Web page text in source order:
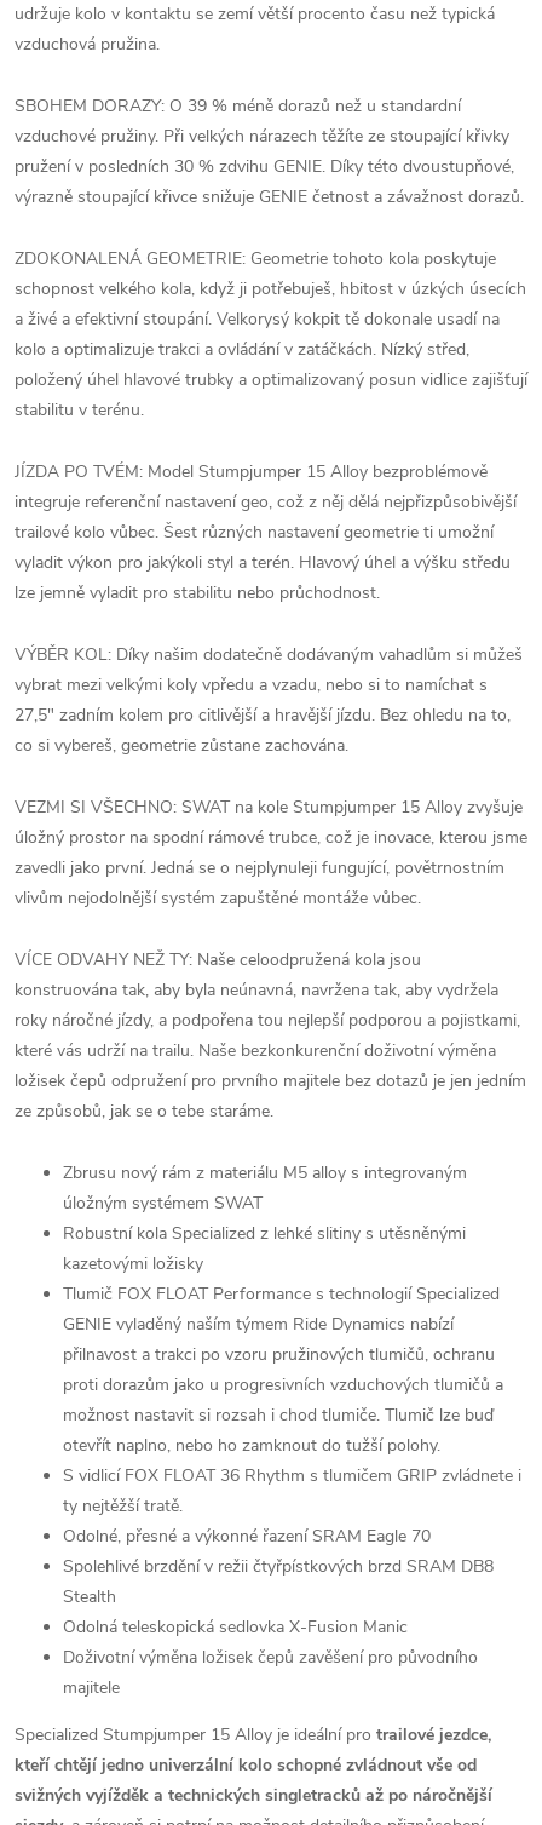
udržuje kolo v kontaktu se zemí větší procento času než typická
vzduchová pružina.
SBOHEM DORAZY: O 39 % méně dorazů než u standardní
vzduchové pružiny. Při velkých nárazech těžíte ze stoupající křivky
pružení v posledních 30 % zdvihu GENIE. Díky této dvoustupňové,
výrazně stoupající křivce snižuje GENIE četnost a závažnost dorazů.
ZDOKONALENÁ GEOMETRIE: Geometrie tohoto kola poskytuje
schopnost velkého kola, když ji potřebuješ, hbitost v úzkých úsecích
a živé a efektivní stoupání. Velkorysý kokpit tě dokonale usadí na
kolo a optimalizuje trakci a ovládání v zatáčkách. Nízký střed,
položený úhel hlavové trubky a optimalizovaný posun vidlice zajišťují
stabilitu v terénu.
JÍZDA PO TVÉM: Model Stumpjumper 15 Alloy bezproblémově
integruje referenční nastavení geo, což z něj dělá nejpřizpůsobivější
trailové kolo vůbec. Šest různých nastavení geometrie ti umožní
vyladit výkon pro jakýkoli styl a terén. Hlavový úhel a výšku středu
lze jemně vyladit pro stabilitu nebo průchodnost.
VÝBĚR KOL: Díky našim dodatečně dodávaným vahadlům si můžeš
vybrat mezi velkými koly vpředu a vzadu, nebo si to namíchat s
27,5" zadním kolem pro citlivější a hravější jízdu. Bez ohledu na to,
co si vybereš, geometrie zůstane zachována.
VEZMI SI VŠECHNO: SWAT na kole Stumpjumper 15 Alloy zvyšuje
úložný prostor na spodní rámové trubce, což je inovace, kterou jsme
zavedli jako první. Jedná se o nejplynuleji fungující, povětrnostním
vlivům nejodolnější systém zapuštěné montáže vůbec.
VÍCE ODVAHY NEŽ TY: Naše celoodpružená kola jsou
konstruována tak, aby byla neúnavná, navržena tak, aby vydržela
roky náročné jízdy, a podpořena tou nejlepší podporou a pojistkami,
které vás udrží na trailu. Naše bezkonkurenční doživotní výměna
ložisek čepů odpružení pro prvního majitele bez dotazů je jen jedním
ze způsobů, jak se o tebe staráme.
Zbrusu nový rám z materiálu M5 alloy s integrovaným
úložným systémem SWAT
Robustní kola Specialized z lehké slitiny s utěsněnými
kazetovými ložisky
Tlumič FOX FLOAT Performance s technologií Specialized
GENIE vyladěný naším týmem Ride Dynamics nabízí
přilnavost a trakci po vzoru pružinových tlumičů, ochranu
proti dorazům jako u progresivních vzduchových tlumičů a
možnost nastavit si rozsah i chod tlumiče. Tlumič lze buď
otevřít naplno, nebo ho zamknout do tužší polohy.
S vidlicí FOX FLOAT 36 Rhythm s tlumičem GRIP zvládnete i
ty nejtěžší tratě.
Odolné, přesné a výkonné řazení SRAM Eagle 70
Spolehlivé brzdění v režii čtyřpístkových brzd SRAM DB8
Stealth
Odolná teleskopická sedlovka X-Fusion Manic
Doživotní výměna ložisek čepů zavěšení pro původního
majitele
Specialized Stumpjumper 15 Alloy je ideální pro trailové jezdce,
kteří chtějí jedno univerzální kolo schopné zvládnout vše od
svižných vyjížděk a technických singletracků až po náročnější